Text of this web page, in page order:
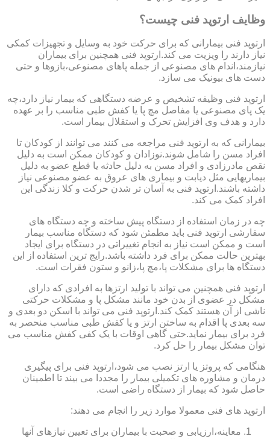
وظایف ارتوپد فنی چیست؟
ارتوپد فنی بیمارانی که برای حرکت خود به وسایل و تجهیزات کمکی
نیاز دارند را ویزیت می کند.ارتوپد فنی همچنین برای بیماران
نیازمند،اندام های مصنوعی از جمله پاهای مصنوعی،بازوها و حتی
دست های بیونیک می سازد.
ارتوپد فنی وظیفه تشخیص و عرضه دستگاهی که بیمار نیاز دارد،چه
یک پای مصنوعی یا مفاصل مچ پا یا کفش طبی مناسب را بر عهده
دارد و هدف وی افزایش تحرک و استقلال بیمار است.
بیمارانی که به ارتوپد فنی مراجعه می کنند می توانند از کودکان تا
افراد مسن را شامل شوند.نوزادان و کودکان ممکن است به دلیل
نقص مادرزادی و افراد مسن به دلیل حادثه یا قطع عضو به دلیل
بیماریهایی مثل دیابت و بیماری های عروق به عضو مصنوعی نیاز
داشته باشند.ارتوپد فنی به آسان تر شدن حرکت و کلا زندگی این
افراد کمک می کند.
چه در زمان استفاده از دستگاه پیش ساخته و چه دستگاه های
سفارشی ارتوپد فنی باید مطمئن شود که دستگاه مناسب بیمار
است و ممکن است نیاز به انجام تغییراتی در دستگاه برای ایجاد
بهترین حالت ممکن برای فرد داشته باشد.رایج ترین استفاده از این
دستگاه ها برای مشکلات پا،مچ پا،زانو و ستون فقرات است.
ارتوپد فنی همچنین می تواند با تولید ارتزها به افرادی که دارای
مشکل در عضوی از بدن خود مانند مشکل پا و مشکلات حرکتی
ناشی از آن هستند کمک کند.ارتوپد فنی می تواند با اسکن دو بعدی و
سه بعدی پا اقدام به ساختن ارتز و یا کفش طبی مناسب منحصر به
فرد برای بیمار نماید.حتی گاهی اوقات با یک کفی کفش مناسب می
توان مشکل بیمار را حل کرد.
هنگامی که پروتز یا ارتز نصب می شود،ارتوپد فنی برای پیگیری
درمان و مشاوره های تکمیلی بیمار را مجددا می بیند تا اطمینان
حاصل شود که بیمار از دستگاه راضی است.
ارتوپد های فنی معمولا موارد زیر را انجام می دهند:
معاینه،ارزیابی و صحبت با بیماران برای تعیین نیازهای آنها